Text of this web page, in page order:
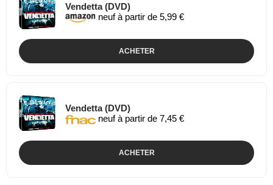
Vendetta (DVD)
neuf à partir de 5,99 €
ACHETER
Vendetta (DVD)
neuf à partir de 7,45 €
ACHETER